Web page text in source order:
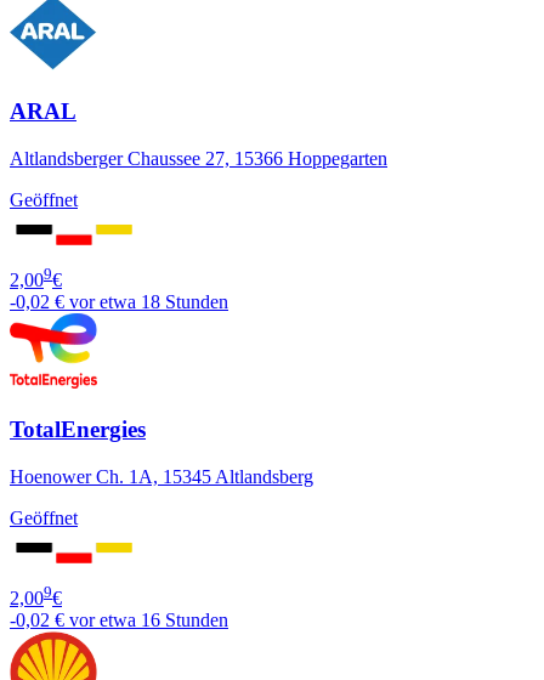
ARAL
Altlandsberger Chaussee 27, 15366 Hoppegarten
Geöffnet
2,009€
-0,02 € vor etwa 18 Stunden
TotalEnergies
Hoenower Ch. 1A, 15345 Altlandsberg
Geöffnet
2,009€
-0,02 € vor etwa 16 Stunden